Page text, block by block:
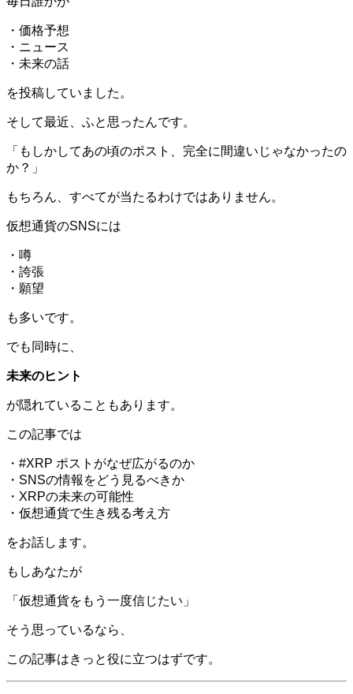
・価格予想
・ニュース
・未来の話
を投稿していました。
そして最近、ふと思ったんです。
「もしかしてあの頃のポスト、完全に間違いじゃなかったの
か？」
もちろん、すべてが当たるわけではありません。
仮想通貨のSNSには
・噂
・誇張
・願望
も多いです。
でも同時に、
未来のヒント
が隠れていることもあります。
この記事では
・#XRP ポストがなぜ広がるのか
・SNSの情報をどう見るべきか
・XRPの未来の可能性
・仮想通貨で生き残る考え方
をお話します。
もしあなたが
「仮想通貨をもう一度信じたい」
そう思っているなら、
この記事はきっと役に立つはずです。